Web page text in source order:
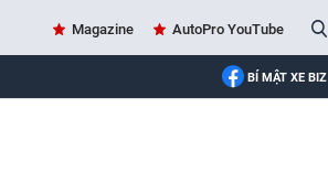
Magazine AutoPro YouTube
BÍ MẬT XE BIZ